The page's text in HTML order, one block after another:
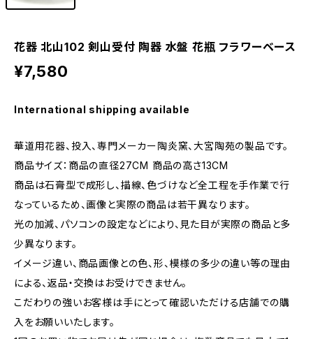
花器 北山102 剣山受付 陶器 水盤 花瓶 フラワーベース
¥7,580
International shipping available
華道用花器、投入、専門メーカー陶炎窯、大宮陶苑の製品です。
商品サイズ：商品の直径27CM 商品の高さ13CM
商品は石膏型で成形し、描線、色づけなど全工程を手作業で行
なっているため、画像と実際の商品は若干異なります。
光の加減、パソコンの設定などにより、見た目が実際の商品と多
少異なります。
イメージ違い、商品画像との色、形、模様の多少の違い等の理由
による、返品・交換はお受けできません。
こだわりの強いお客様は手にとって確認いただける店舗での購
入をお願いいたします。